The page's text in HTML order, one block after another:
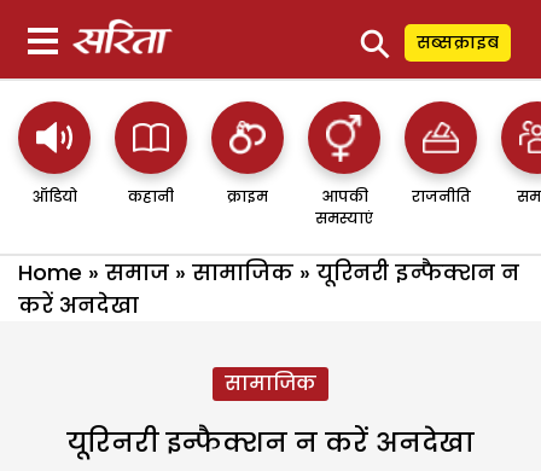
⚲ सब्सक्राइब
ऑडियो कहानी क्राइम
आपकी
समस्याएं
राजनीति
Home » समाज » सामाजिक » यूरिनरी इन्फैक्शन न
करें अनदेखा
सामाजिक
यूरिनरी इन्फैक्शन न करें अनदेखा